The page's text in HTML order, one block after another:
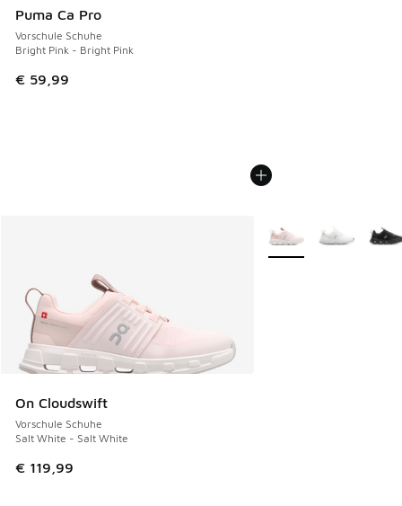
Puma Ca Pro
Vorschule Schuhe
Bright Pink - Bright Pink
€ 59,99
On Cloudswift
Vorschule Schuhe
Salt White - Salt White
€ 119,99
Weitere Farben